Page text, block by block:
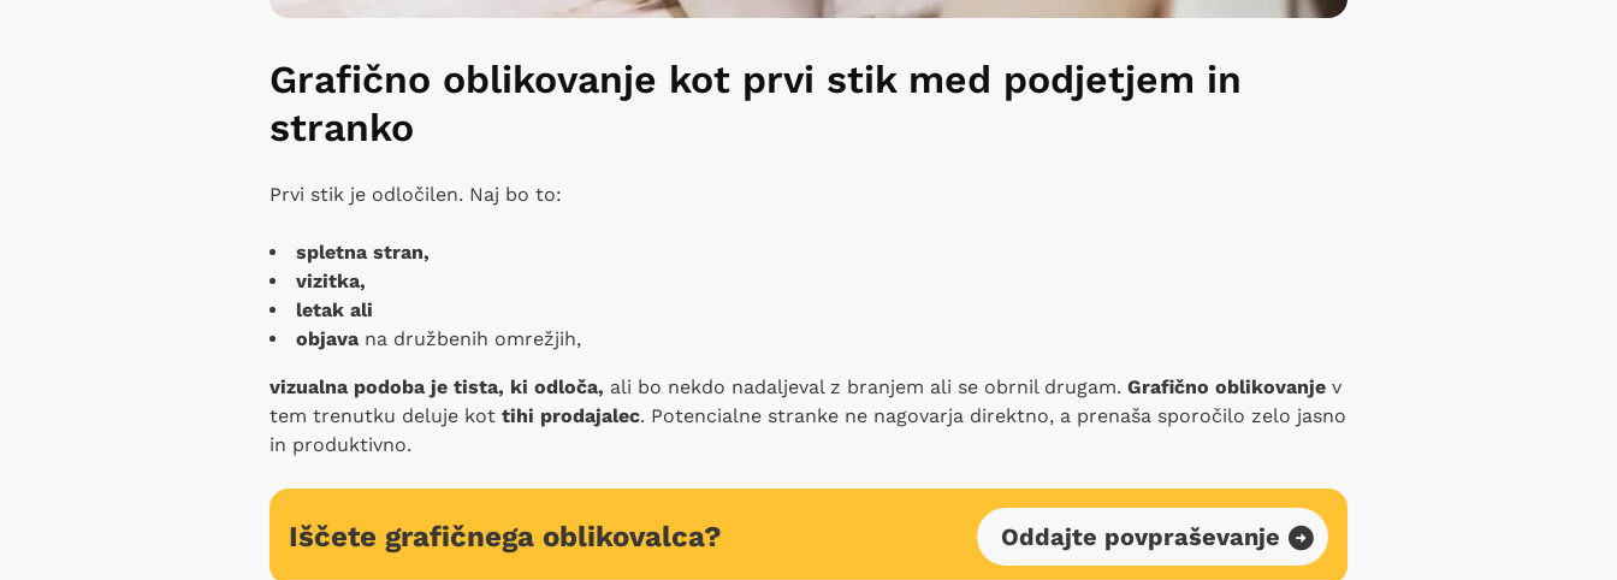
Grafično oblikovanje kot prvi stik med podjetjem in
stranko
Prvi stik je odločilen. Naj bo to:
spletna stran,
vizitka,
letak ali
objava na družbenih omrežjih,
vizualna podoba je tista, ki odloča, ali bo nekdo nadaljeval z branjem ali se obrnil drugam. Grafično oblikovanje v
tem trenutku deluje kot tihi prodajalec. Potencialne stranke ne nagovarja direktno, a prenaša sporočilo zelo jasno
in produktivno.
Iščete grafičnega oblikovalca? Oddajte povpraševanje